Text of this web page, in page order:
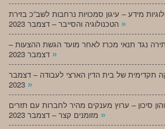
מידע – עיגון סמכויות נרחבות לשב”כ בזירת
»
נגד תנאי מכרז לאחר מועד הגשת ההצעות –
»
תקדימית של בית הדין הארצי לעבודה – דצמבר
»
והון סיכון – ערוץ מענקים מהיר לחברות עם תזרים
»